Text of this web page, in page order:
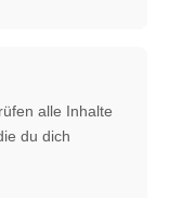
alle Inhalte
du dich